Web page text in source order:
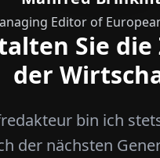
Editor of
Sie
der
bin ich
der nächsten